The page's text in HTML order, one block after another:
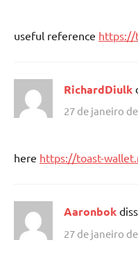
useful reference https://
RichardDiulk
27 de janeiro
here https://toast-
Aaronbok
27 de janeiro